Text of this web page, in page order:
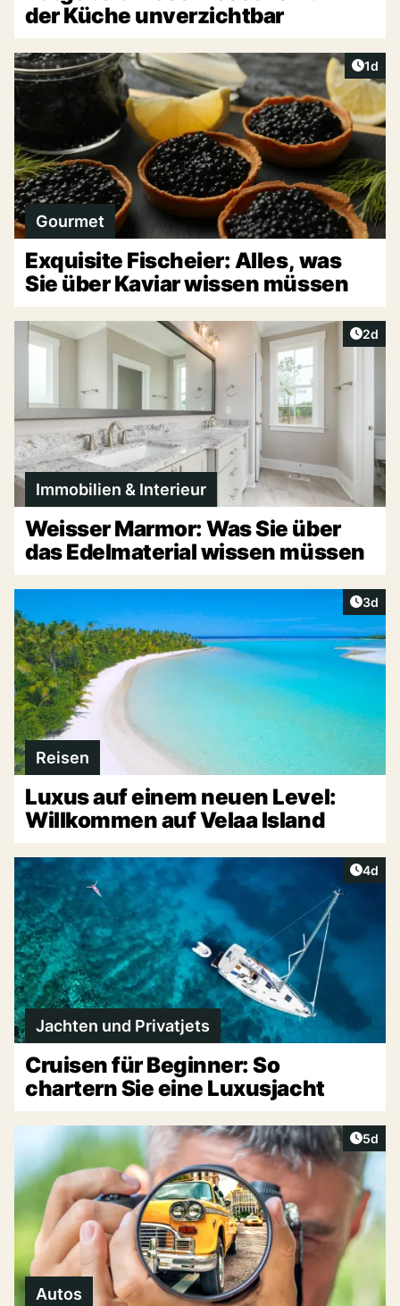
der Küche unverzichtbar
1d
Gourmet
Exquisite Fischeier: Alles, was
Sie über Kaviar wissen müssen
2d
Immobilien & Interieur
Weisser Marmor: Was Sie über
das Edelmaterial wissen müssen
3d
Reisen
Luxus auf einem neuen Level:
Willkommen auf Velaa Island
4d
Jachten und Privatjets
Cruisen für Beginner: So
chartern Sie eine Luxusjacht
5d
Autos